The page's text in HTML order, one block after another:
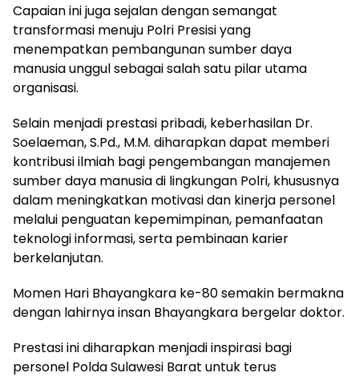
Capaian ini juga sejalan dengan semangat
transformasi menuju Polri Presisi yang
menempatkan pembangunan sumber daya
manusia unggul sebagai salah satu pilar utama
organisasi.
Selain menjadi prestasi pribadi, keberhasilan Dr.
Soelaeman, S.Pd., M.M. diharapkan dapat memberi
kontribusi ilmiah bagi pengembangan manajemen
sumber daya manusia di lingkungan Polri, khususnya
dalam meningkatkan motivasi dan kinerja personel
melalui penguatan kepemimpinan, pemanfaatan
teknologi informasi, serta pembinaan karier
berkelanjutan.
Momen Hari Bhayangkara ke-80 semakin bermakna
dengan lahirnya insan Bhayangkara bergelar doktor.
Prestasi ini diharapkan menjadi inspirasi bagi
personel Polda Sulawesi Barat untuk terus